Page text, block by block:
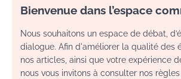
Bienvenue dans l’espace
Nous souhaitons un espace de débat,
dialogue. Afin d'améliorer la qualité des
nos articles, ainsi que votre expérience
nous vous invitons à consulter nos règles